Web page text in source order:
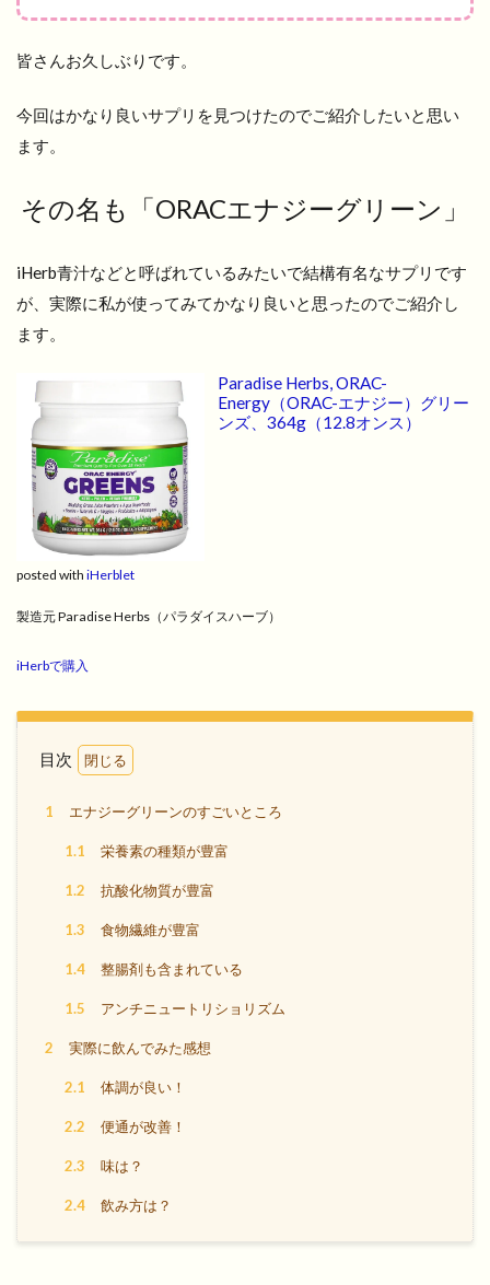
皆さんお久しぶりです。
今回はかなり良いサプリを見つけたのでご紹介したいと思い
ます。
その名も「ORACエナジーグリーン」
iHerb青汁などと呼ばれているみたいで結構有名なサプリです
が、実際に私が使ってみてかなり良いと思ったのでご紹介し
ます。
Paradise Herbs, ORAC-
Energy（ORAC-エナジー）グリー
ンズ、364g（12.8オンス）
posted with iHerblet
製造元 Paradise Herbs（パラダイスハーブ）
iHerbで購入
目次
1 エナジーグリーンのすごいところ
1.1 栄養素の種類が豊富
1.2 抗酸化物質が豊富
1.3 食物繊維が豊富
1.4 整腸剤も含まれている
1.5 アンチニュートリショリズム
2 実際に飲んでみた感想
2.1 体調が良い！
2.2 便通が改善！
2.3 味は？
2.4 飲み方は？